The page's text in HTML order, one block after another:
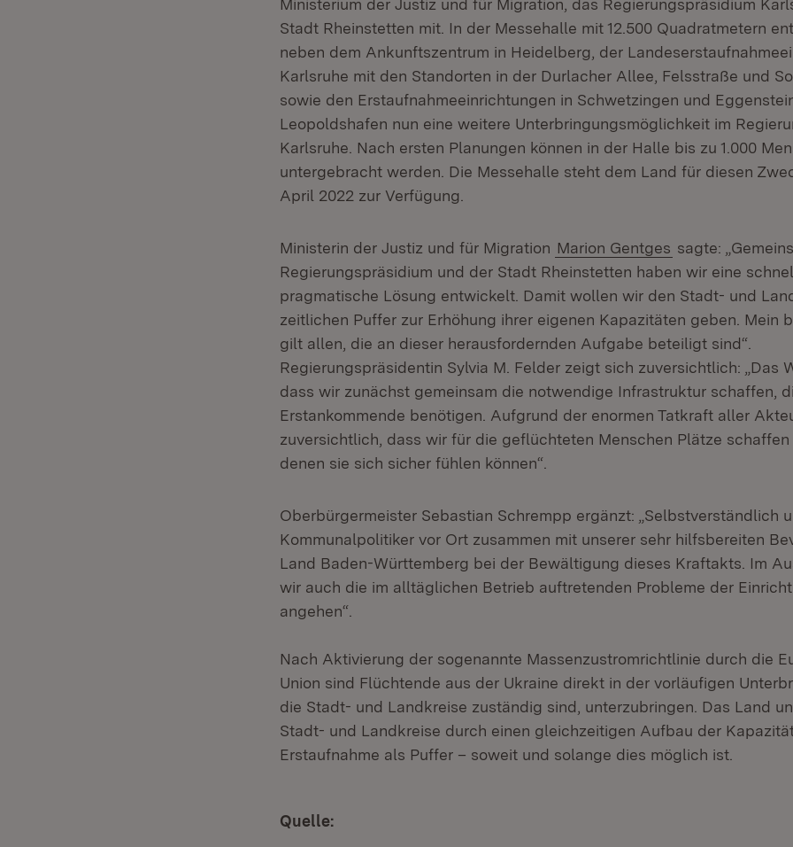
Ministerium der Justiz und für Migration, das Regierungspräsidium
Stadt Rheinstetten mit. In der Messehalle mit 12.500 Quadratmetern
neben dem Ankunftszentrum in Heidelberg, der
Karlsruhe mit den Standorten in der Durlacher Allee, Felsstraße und
sowie den Erstaufnahmeeinrichtungen in Schwetzingen und
Leopoldshafen nun eine weitere Unterbringungsmöglichkeit im
Karlsruhe. Nach ersten Planungen können in der Halle bis zu 1.000
untergebracht werden. Die Messehalle steht dem Land für diesen
April 2022 zur Verfügung.
Ministerin der Justiz und für Migration Marion Gentges sagte:
Regierungspräsidium und der Stadt Rheinstetten haben wir eine
pragmatische Lösung entwickelt. Damit wollen wir den Stadt- und
zeitlichen Puffer zur Erhöhung ihrer eigenen Kapazitäten geben. Mein
gilt allen, die an dieser herausfordernden Aufgabe beteiligt sind“.
Regierungspräsidentin Sylvia M. Felder zeigt sich zuversichtlich: „Das
dass wir zunächst gemeinsam die notwendige Infrastruktur schaffen,
Erstankommende benötigen. Aufgrund der enormen Tatkraft aller
zuversichtlich, dass wir für die geflüchteten Menschen Plätze schaffen
denen sie sich sicher fühlen können“.
Oberbürgermeister Sebastian Schrempp ergänzt: „Selbstverständlich
Kommunalpolitiker vor Ort zusammen mit unserer sehr hilfsbereiten
Land Baden-Württemberg bei der Bewältigung dieses Kraftakts. Im
wir auch die im alltäglichen Betrieb auftretenden Probleme der
angehen“.
Nach Aktivierung der sogenannte Massenzustromrichtlinie durch die
Union sind Flüchtende aus der Ukraine direkt in der vorläufigen
die Stadt- und Landkreise zuständig sind, unterzubringen. Das Land
Stadt- und Landkreise durch einen gleichzeitigen Aufbau der
Erstaufnahme als Puffer – soweit und solange dies möglich ist.
Quelle: